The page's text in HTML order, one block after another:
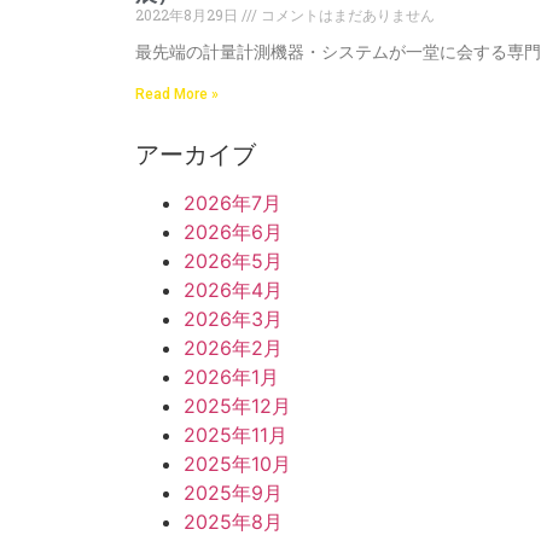
2022年8月29日
コメントはまだありません
最先端の計量計測機器・システムが一堂に会する専
Read More »
アーカイブ
2026年7月
2026年6月
2026年5月
2026年4月
2026年3月
2026年2月
2026年1月
2025年12月
2025年11月
2025年10月
2025年9月
2025年8月